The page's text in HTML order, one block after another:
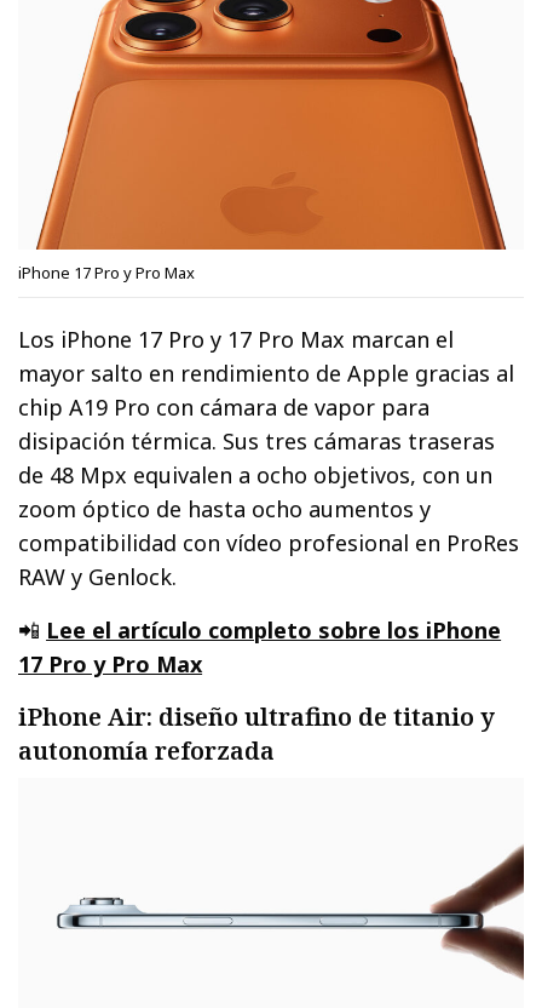
iPhone 17 Pro y Pro Max
Los iPhone 17 Pro y 17 Pro Max marcan el
mayor salto en rendimiento de Apple gracias al
chip A19 Pro con cámara de vapor para
disipación térmica. Sus tres cámaras traseras
de 48 Mpx equivalen a ocho objetivos, con un
zoom óptico de hasta ocho aumentos y
compatibilidad con vídeo profesional en ProRes
RAW y Genlock.
📲 Lee el artículo completo sobre los iPhone
17 Pro y Pro Max
iPhone Air: diseño ultrafino de titanio y
autonomía reforzada